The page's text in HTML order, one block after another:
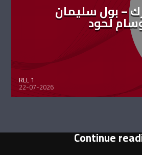
– بول سليمان
لحود
RLL 1
22-07-2026
Continue